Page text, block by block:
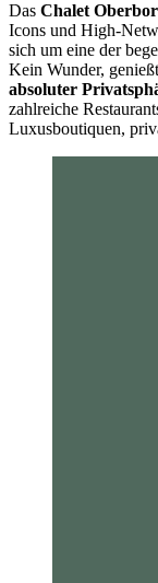
Das Chalet
Icons und High-
sich um eine der
Kein Wunder,
absoluter
zahlreiche
Luxusboutiquen,